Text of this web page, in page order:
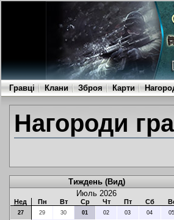
Гравці Клани Зброя Карти
Нагороди
Тиждень (Вид)
Июль 2026
Нед Пн Вт Ср Чт Пт Сб
27 29 30 01 02 03 04 05